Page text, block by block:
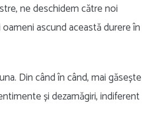
ne deschidem către noi
ascund această durere în
Din când în când, mai găsește
și dezamăgiri, indiferent